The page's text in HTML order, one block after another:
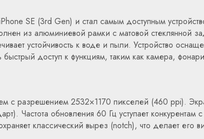
SE (3rd Gen) и стал самым доступным
из алюминиевой рамки с матовой стеклянной
устойчивость к воде и пыли. Устройство
доступ к функциям, таким как камера,
с разрешением 2532×1170 пикселей (460 ppi).
Частота обновления 60 Гц уступает
классический вырез (notch), что делает его